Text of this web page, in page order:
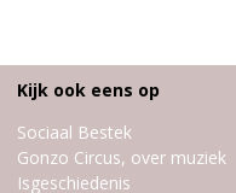
Kijk ook eens op
Sociaal Bestek
Gonzo Circus, over muziek
Isgeschiedenis